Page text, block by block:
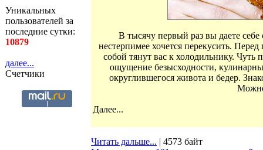
Уникальных
пользователей за
последние сутки:
10879
далее...
Счетчики
В тысячу первый раз вы даете
нестерпимее хочется перекусить.
собой тянут вас к холодильнику. Чуть
ощущение безысходности,
округлившегося живота и бедер.
Далее...
Читать дальше... | 4573 байт